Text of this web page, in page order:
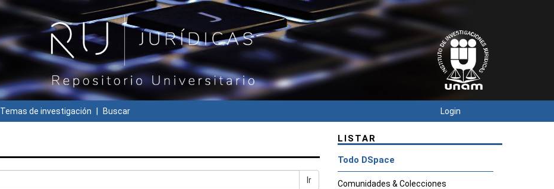
Temas de investigación Buscar Login
Ir
LISTAR
Todo DSpace
Comunidades & Colecciones